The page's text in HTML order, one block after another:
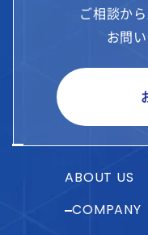
ご相談か
お問
ABOUT US
COMPANY